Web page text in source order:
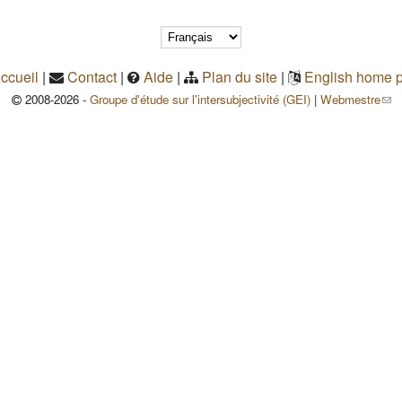
| Contact | Aide | Plan du site | English home
2008-2026 - Groupe d'étude sur l'intersubjectivité (GEI)| Webmestre(le